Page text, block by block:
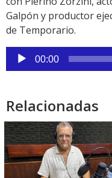
Galpón y productor
de Temporario.
Reproductor
de
00:00
Relacionadas